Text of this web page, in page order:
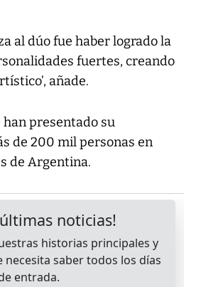
al dúo fue haber logrado la
fuertes, creando
añade.
presentado su
de 200 mil personas en
de Argentina.